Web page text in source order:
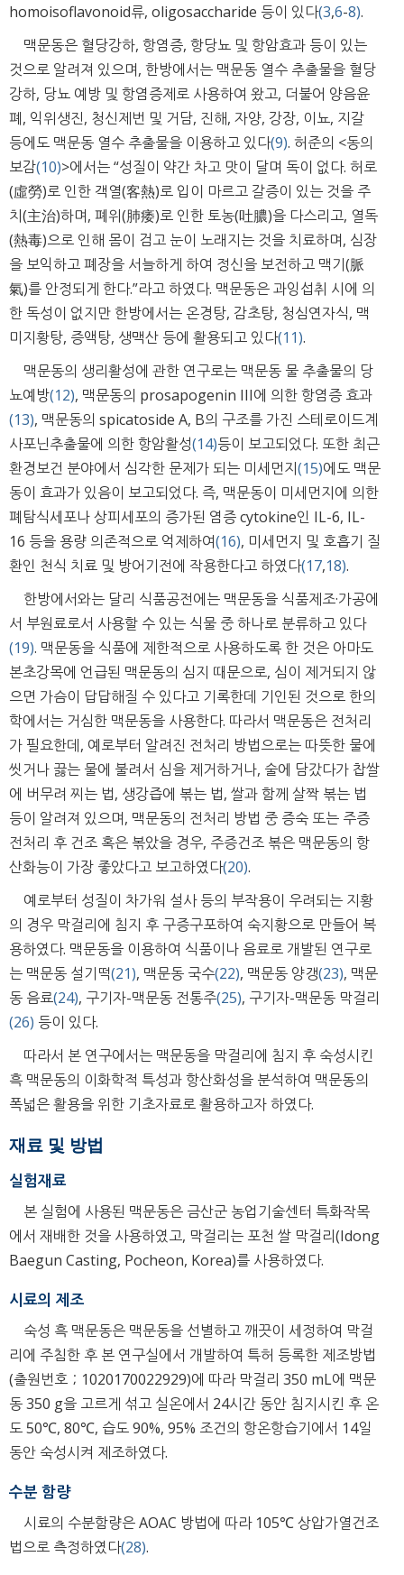
homoisoflavonoid류, oligosaccharide 등이 있다(3,6-8).
맥문동은 혈당강하, 항염증, 항당뇨 및 항암효과 등이 있는
것으로 알려져 있으며, 한방에서는 맥문동 열수 추출물을 혈당
강하, 당뇨 예방 및 항염증제로 사용하여 왔고, 더불어 양음윤
폐, 익위생진, 청신제번 및 거담, 진해, 자양, 강장, 이뇨, 지갈
등에도 맥문동 열수 추출물을 이용하고 있다(9). 허준의 <동의
보감(10)>에서는 “성질이 약간 차고 맛이 달며 독이 없다. 허로
(虛勞)로 인한 객열(客熱)로 입이 마르고 갈증이 있는 것을 주
치(主治)하며, 폐위(肺痿)로 인한 토농(吐膿)을 다스리고, 열독
(熱毒)으로 인해 몸이 검고 눈이 노래지는 것을 치료하며, 심장
을 보익하고 폐장을 서늘하게 하여 정신을 보전하고 맥기(脈
氣)를 안정되게 한다.”라고 하였다. 맥문동은 과잉섭취 시에 의
한 독성이 없지만 한방에서는 온경탕, 감초탕, 청심연자식, 맥
미지황탕, 증액탕, 생맥산 등에 활용되고 있다(11).
맥문동의 생리활성에 관한 연구로는 맥문동 물 추출물의 당
뇨예방(12), 맥문동의 prosapogenin III에 의한 항염증 효과
(13), 맥문동의 spicatoside A, B의 구조를 가진 스테로이드계
사포닌추출물에 의한 항암활성(14)등이 보고되었다. 또한 최근
환경보건 분야에서 심각한 문제가 되는 미세먼지(15)에도 맥문
동이 효과가 있음이 보고되었다. 즉, 맥문동이 미세먼지에 의한
폐탐식세포나 상피세포의 증가된 염증 cytokine인 IL-6, IL-
16 등을 용량 의존적으로 억제하여(16), 미세먼지 및 호흡기 질
환인 천식 치료 및 방어기전에 작용한다고 하였다(17,18).
한방에서와는 달리 식품공전에는 맥문동을 식품제조·가공에
서 부원료로서 사용할 수 있는 식물 중 하나로 분류하고 있다
(19). 맥문동을 식품에 제한적으로 사용하도록 한 것은 아마도
본초강목에 언급된 맥문동의 심지 때문으로, 심이 제거되지 않
으면 가슴이 답답해질 수 있다고 기록한데 기인된 것으로 한의
학에서는 거심한 맥문동을 사용한다. 따라서 맥문동은 전처리
가 필요한데, 예로부터 알려진 전처리 방법으로는 따뜻한 물에
씻거나 끓는 물에 불려서 심을 제거하거나, 술에 담갔다가 찹쌀
에 버무려 찌는 법, 생강즙에 볶는 법, 쌀과 함께 살짝 볶는 법
등이 알려져 있으며, 맥문동의 전처리 방법 중 증숙 또는 주증
전처리 후 건조 혹은 볶았을 경우, 주증건조 볶은 맥문동의 항
산화능이 가장 좋았다고 보고하였다(20).
예로부터 성질이 차가워 설사 등의 부작용이 우려되는 지황
의 경우 막걸리에 침지 후 구증구포하여 숙지황으로 만들어 복
용하였다. 맥문동을 이용하여 식품이나 음료로 개발된 연구로
는 맥문동 설기떡(21), 맥문동 국수(22), 맥문동 양갱(23), 맥문
동 음료(24), 구기자-맥문동 전통주(25), 구기자-맥문동 막걸리
(26) 등이 있다.
따라서 본 연구에서는 맥문동을 막걸리에 침지 후 숙성시킨
흑 맥문동의 이화학적 특성과 항산화성을 분석하여 맥문동의
폭넓은 활용을 위한 기초자료로 활용하고자 하였다.
재료 및 방법
실험재료
본 실험에 사용된 맥문동은 금산군 농업기술센터 특화작목
에서 재배한 것을 사용하였고, 막걸리는 포천 쌀 막걸리(Idong
Baegun Casting, Pocheon, Korea)를 사용하였다.
시료의 제조
숙성 흑 맥문동은 맥문동을 선별하고 깨끗이 세정하여 막걸
리에 주침한 후 본 연구실에서 개발하여 특허 등록한 제조방법
(출원번호；1020170022929)에 따라 막걸리 350 mL에 맥문
동 350 g을 고르게 섞고 실온에서 24시간 동안 침지시킨 후 온
도 50℃, 80℃, 습도 90%, 95% 조건의 항온항습기에서 14일
동안 숙성시켜 제조하였다.
수분 함량
시료의 수분함량은 AOAC 방법에 따라 105℃ 상압가열건조
법으로 측정하였다(28).